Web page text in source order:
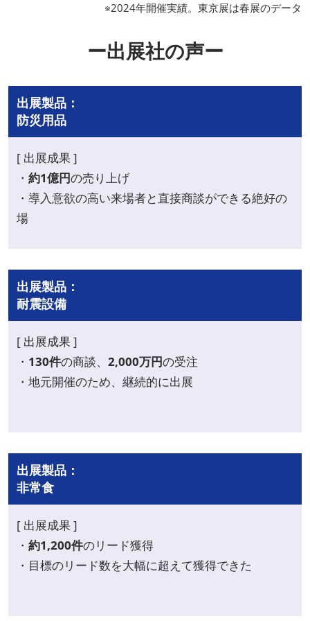
※2024年開催実績。東京展は春展のデータ
ー出展社の声ー
出展製品：
防災用品
[ 出展成果 ]
・ 約1億円の売り上げ
・導入意欲の高い来場者と直接商談ができる絶好の
場
出展製品：
耐震設備
[ 出展成果 ]
・ 130件の商談、 2,000万円の受注
・地元開催のため、継続的に出展
出展製品：
非常食
[ 出展成果 ]
・ 約1,200件のリード獲得
・目標のリード数を大幅に超えて獲得できた